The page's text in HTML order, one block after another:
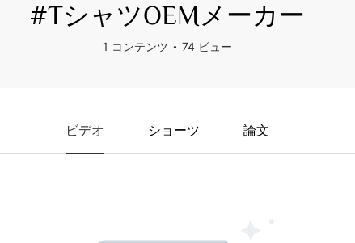
#TシャツOEMメーカー
1 コンテンツ 74 ビュー
ビデオ ショーツ 論文